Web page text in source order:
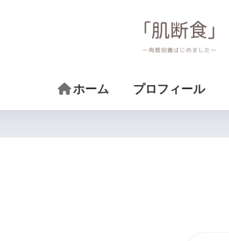
ホーム プロフィール